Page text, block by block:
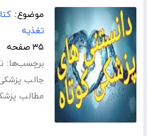
موضوع:
تغذیه
۳۵ صفحه
برچسب‌ها:
جالب
مطالب